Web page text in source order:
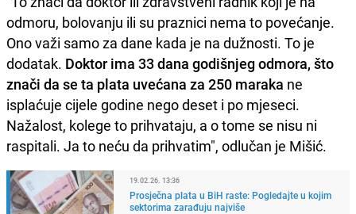
odmoru, bolovanju ili su praznici nema to povećanje.
Ono važi samo za dane kada je na dužnosti. To je
dodatak. Doktor ima 33 dana godišnjeg odmora, što
znači da se ta plata uvećana za 250 maraka ne
isplaćuje cijele godine nego deset i po mjeseci.
Nažalost, kolege to prihvataju, a o tome se nisu ni
raspitali. Ja to neću da prihvatim", odlučan je Mišić.
19.02.26. 13:36
Prosječna plata u BiH raste: Pogledajte u kojim
sektorima zarađuju najviše